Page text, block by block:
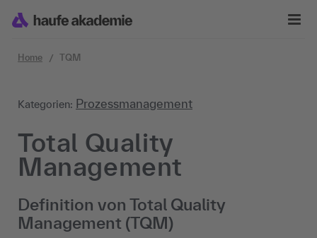
Home TQM
Kategorien: Prozessmanagement
Total Quality
Management
Definition von Total Quality
Management (TQM)